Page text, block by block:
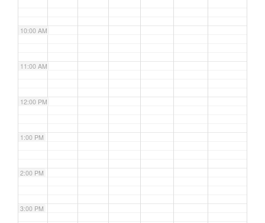
10:00 AM
11:00 AM
12:00 PM
1:00 PM
2:00 PM
3:00 PM